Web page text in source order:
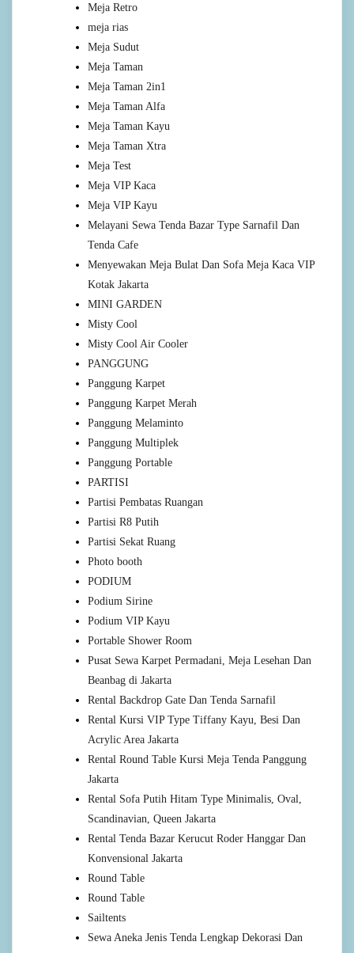
Meja Retro
meja rias
Meja Sudut
Meja Taman
Meja Taman 2in1
Meja Taman Alfa
Meja Taman Kayu
Meja Taman Xtra
Meja Test
Meja VIP Kaca
Meja VIP Kayu
Melayani Sewa Tenda Bazar Type Sarnafil Dan
Tenda Cafe
Menyewakan Meja Bulat Dan Sofa Meja Kaca VIP
Kotak Jakarta
MINI GARDEN
Misty Cool
Misty Cool Air Cooler
PANGGUNG
Panggung Karpet
Panggung Karpet Merah
Panggung Melaminto
Panggung Multiplek
Panggung Portable
PARTISI
Partisi Pembatas Ruangan
Partisi R8 Putih
Partisi Sekat Ruang
Photo booth
PODIUM
Podium Sirine
Podium VIP Kayu
Portable Shower Room
Pusat Sewa Karpet Permadani, Meja Lesehan Dan
Beanbag di Jakarta
Rental Backdrop Gate Dan Tenda Sarnafil
Rental Kursi VIP Type Tiffany Kayu, Besi Dan
Acrylic Area Jakarta
Rental Round Table Kursi Meja Tenda Panggung
Jakarta
Rental Sofa Putih Hitam Type Minimalis, Oval,
Scandinavian, Queen Jakarta
Rental Tenda Bazar Kerucut Roder Hanggar Dan
Konvensional Jakarta
Round Table
Round Table
Sailtents
Sewa Aneka Jenis Tenda Lengkap Dekorasi Dan